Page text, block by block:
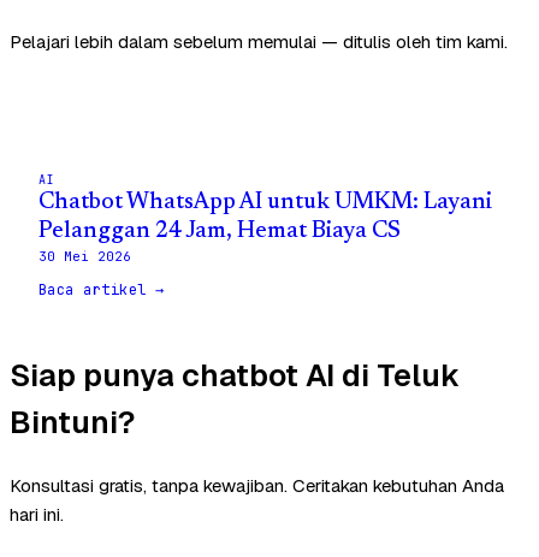
Pelajari lebih dalam sebelum memulai — ditulis oleh tim kami.
AI
Chatbot WhatsApp AI untuk UMKM: Layani
Pelanggan 24 Jam, Hemat Biaya CS
30 Mei 2026
Baca artikel →
Siap punya chatbot AI di Teluk
Bintuni?
Konsultasi gratis, tanpa kewajiban. Ceritakan kebutuhan Anda
hari ini.